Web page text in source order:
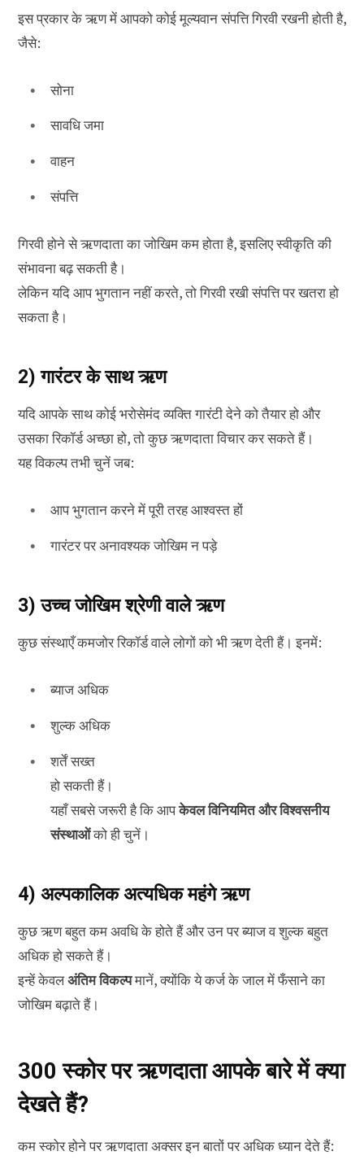
इस प्रकार के ऋण में आपको कोई मूल्यवान संपत्ति गिरवी रखनी होती है,
जैसे:
सोना
सावधि जमा
वाहन
संपत्ति
गिरवी होने से ऋणदाता का जोखिम कम होता है, इसलिए स्वीकृति की
संभावना बढ़ सकती है।
लेकिन यदि आप भुगतान नहीं करते, तो गिरवी रखी संपत्ति पर खतरा हो
सकता है।
2) गारंटर के साथ ऋण
यदि आपके साथ कोई भरोसेमंद व्यक्ति गारंटी देने को तैयार हो और
उसका रिकॉर्ड अच्छा हो, तो कुछ ऋणदाता विचार कर सकते हैं।
यह विकल्प तभी चुनें जब:
आप भुगतान करने में पूरी तरह आश्वस्त हों
गारंटर पर अनावश्यक जोखिम न पड़े
3) उच्च जोखिम श्रेणी वाले ऋण
कुछ संस्थाएँ कमजोर रिकॉर्ड वाले लोगों को भी ऋण देती हैं। इनमें:
ब्याज अधिक
शुल्क अधिक
शर्तें सख्त
हो सकती हैं।
यहाँ सबसे जरूरी है कि आपकेवल विनियमित और विश्वसनीय
संस्थाओंको ही चुनें।
4) अल्पकालिक अत्यधिक महंगे ऋण
कुछ ऋण बहुत कम अवधि के होते हैं और उन पर ब्याज व शुल्क बहुत
अधिक हो सकते हैं।
इन्हें केवलअंतिम विकल्पमानें, क्योंकि ये कर्ज के जाल में फँसाने का
जोखिम बढ़ाते हैं।
300 स्कोर पर ऋणदाता आपके बारे में क्या
देखते हैं?
कम स्कोर होने पर ऋणदाता अक्सर इन बातों पर अधिक ध्यान देते हैं: